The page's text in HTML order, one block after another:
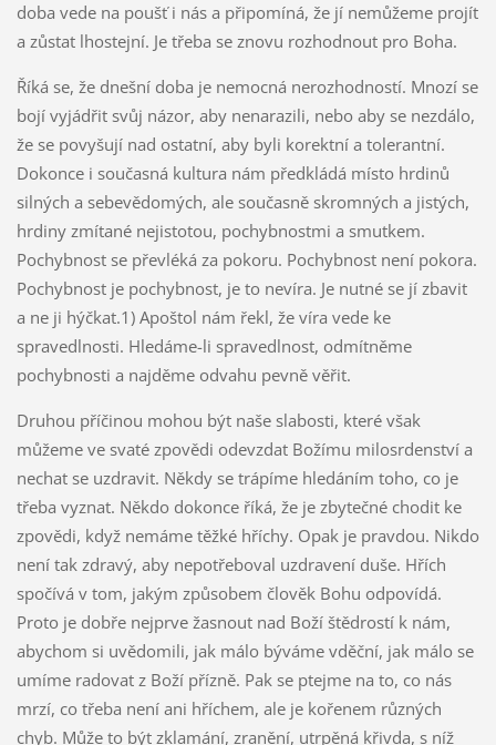
doba vede na poušť i nás a připomíná, že jí nemůžeme projít
a zůstat lhostejní. Je třeba se znovu rozhodnout pro Boha.
Říká se, že dnešní doba je nemocná nerozhodností. Mnozí se
bojí vyjádřit svůj názor, aby nenarazili, nebo aby se nezdálo,
že se povyšují nad ostatní, aby byli korektní a tolerantní.
Dokonce i současná kultura nám předkládá místo hrdinů
silných a sebevědomých, ale současně skromných a jistých,
hrdiny zmítané nejistotou, pochybnostmi a smutkem.
Pochybnost se převléká za pokoru. Pochybnost není pokora.
Pochybnost je pochybnost, je to nevíra. Je nutné se jí zbavit
a ne ji hýčkat.1) Apoštol nám řekl, že víra vede ke
spravedlnosti. Hledáme-li spravedlnost, odmítněme
pochybnosti a najděme odvahu pevně věřit.
Druhou příčinou mohou být naše slabosti, které však
můžeme ve svaté zpovědi odevzdat Božímu milosrdenství a
nechat se uzdravit. Někdy se trápíme hledáním toho, co je
třeba vyznat. Někdo dokonce říká, že je zbytečné chodit ke
zpovědi, když nemáme těžké hříchy. Opak je pravdou. Nikdo
není tak zdravý, aby nepotřeboval uzdravení duše. Hřích
spočívá v tom, jakým způsobem člověk Bohu odpovídá.
Proto je dobře nejprve žasnout nad Boží štědrostí k nám,
abychom si uvědomili, jak málo býváme vděční, jak málo se
umíme radovat z Boží přízně. Pak se ptejme na to, co nás
mrzí, co třeba není ani hříchem, ale je kořenem různých
chyb. Může to být zklamání, zranění, utrpěná křivda, s níž